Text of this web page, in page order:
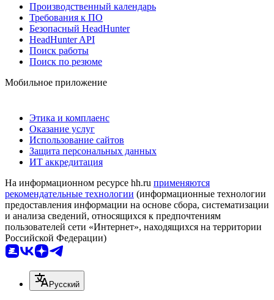
Производственный календарь
Требования к ПО
Безопасный HeadHunter
HeadHunter API
Поиск работы
Поиск по резюме
Мобильное приложение
Этика и комплаенс
Оказание услуг
Использование сайтов
Защита персональных данных
ИТ аккредитация
На информационном ресурсе hh.ru применяются
рекомендательные технологии (информационные технологии
предоставления информации на основе сбора, систематизации
и анализа сведений, относящихся к предпочтениям
пользователей сети «Интернет», находящихся на территории
Российской Федерации)
Русский